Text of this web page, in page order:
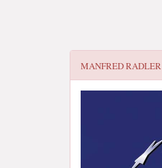
MANFRED RADLER